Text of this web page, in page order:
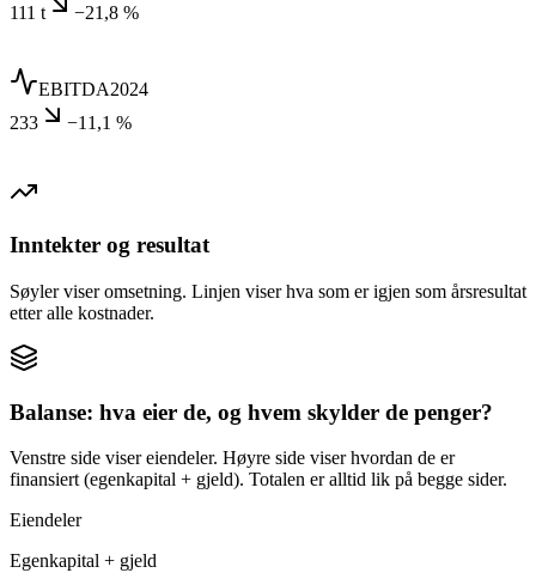
111 t
−21,8 %
EBITDA2024
233
−11,1 %
Inntekter og resultat
Søyler viser omsetning. Linjen viser hva som er igjen som årsresultat
etter alle kostnader.
Balanse: hva eier de, og hvem skylder de penger?
Venstre side viser eiendeler. Høyre side viser hvordan de er
finansiert (egenkapital + gjeld). Totalen er alltid lik på begge sider.
Eiendeler
Egenkapital + gjeld